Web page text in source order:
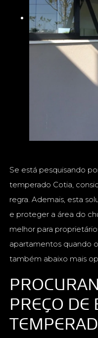
Se está pesquisando
temperado Cotia,
regra. Ademais, esta
e proteger a área do
melhor para
apartamentos quando
também abaixo mais
PREÇO